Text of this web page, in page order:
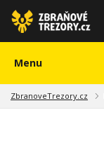
Menu
ZbranoveTrezory.cz